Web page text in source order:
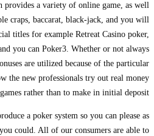
provides a variety of online game, as well
craps, baccarat, black-jack, and you will
titles for example Retreat Casino poker,
you can Poker3. Whether or not always
are utilized because of the particular
the new professionals try out real money
games rather than to make in initial deposit.
a poker system so you can please as
could. All of our consumers are able to